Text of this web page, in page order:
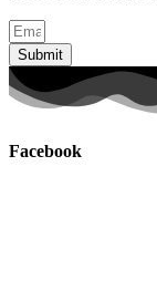
Submit
Facebook